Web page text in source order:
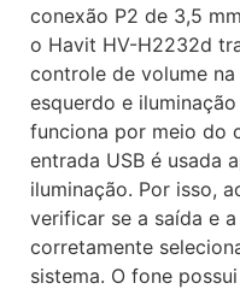
conexão P2 de 3,5
o Havit HV-H2232d
controle de volume
esquerdo e
funciona por meio do
entrada USB é usada
iluminação. Por isso,
verificar se a saída e
corretamente
sistema. O fone